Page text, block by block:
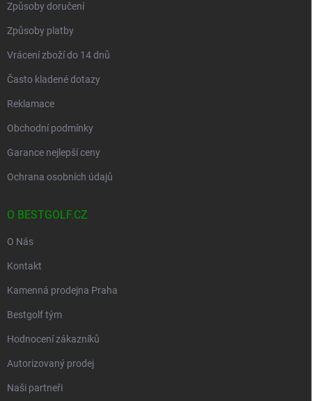
Způsoby doručení
Způsoby platby
Vrácení zboží do 14 dnů
Často kladené dotazy
Reklamace
Obchodní podmínky
Garance nejlepší ceny
Ochrana osobních údajů
O BESTGOLF.CZ
O Nás
Kontakt
Kamenná prodejna Praha
Bestgolf tým
Hodnocení zákazníků
Autorizovaný prodej
Naši partneři